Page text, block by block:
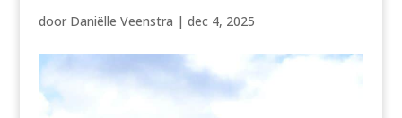
door Daniëlle Veenstra | dec 4, 2025